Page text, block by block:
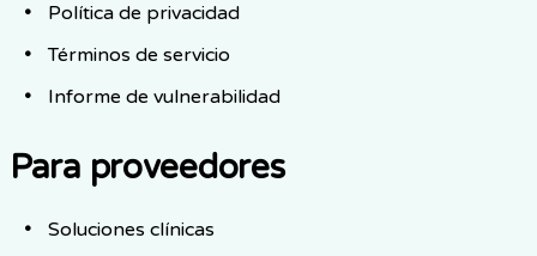
Política de privacidad
Términos de servicio
Informe de vulnerabilidad
Para proveedores
Soluciones clínicas